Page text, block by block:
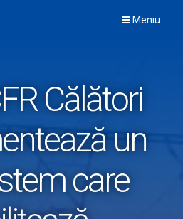
Meniu
Călători
un
care